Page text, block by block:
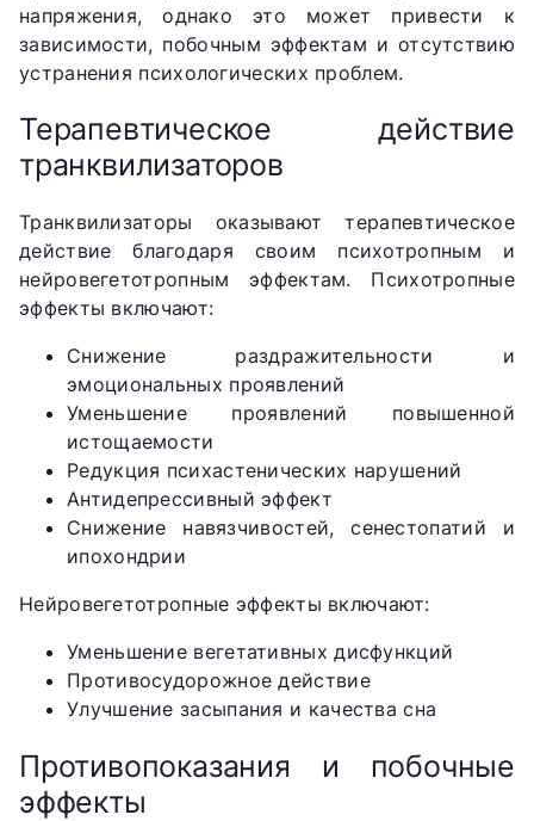
напряжения, однако это может привести к
зависимости, побочным эффектам и отсутствию
устранения психологических проблем.
Терапевтическое действие
транквилизаторов
Транквилизаторы оказывают терапевтическое
действие благодаря своим психотропным и
нейровегетотропным эффектам. Психотропные
эффекты включают:
Снижение раздражительности и
эмоциональных проявлений
Уменьшение проявлений повышенной
истощаемости
Редукция психастенических нарушений
Антидепрессивный эффект
Снижение навязчивостей, сенестопатий и
ипохондрии
Нейровегетотропные эффекты включают:
Уменьшение вегетативных дисфункций
Противосудорожное действие
Улучшение засыпания и качества сна
Противопоказания и побочные
эффекты